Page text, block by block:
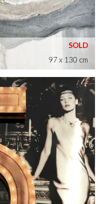
97 x 130 cm